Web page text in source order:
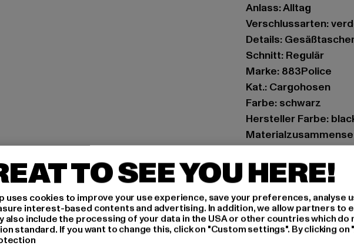
Anlass: Alltag
Verschlussarten:
Details:
Schnitt: Regulär
Marke: 883Police
Kat.: Cargohosen
Farbe: schwarz
Hersteller Farbe:
Art.Nr: 0008781-
Hersteller: Zabou
Shelley Road,
GRÖSSE
TO SEE YOU HERE!
uses cookies to improve your use experience, save your preferences, analyse
interest-based contents and advertising. In addition, we allow partners to
also include the processing of your data in the USA or other countries which do
standard. If you want to change this, click on "Custom settings". By clicking